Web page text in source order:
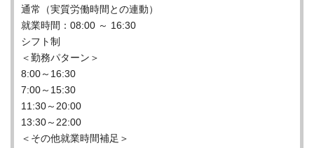
通常（実質労働時間との連動）
就業時間：08:00 ～ 16:30
シフト制
＜勤務パターン＞
8:00～16:30
7:00～15:30
11:30～20:00
13:30～22:00
＜その他就業時間補足＞